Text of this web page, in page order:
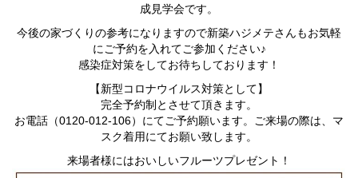
成見学会です。
今後の家づくりの参考になりますので新築ハジメテさんもお気軽
にご予約を入れてご参加ください♪
感染症対策をしてお待ちしております！
【新型コロナウイルス対策として】
完全予約制とさせて頂きます。
お電話（0120-012-106）にてご予約願います。ご来場の際は、マ
スク着用にてお願い致します。
来場者様にはおいしいフルーツプレゼント！